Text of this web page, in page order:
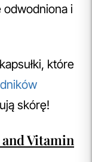
i
które
skórę!
Vitamin